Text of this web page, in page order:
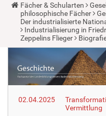
Y
o
u
a
r
e
r
e
:
Fächer & Schularten
philosophische Fächer
Der industrialisierte
Industrialisierung in
Zeppelins Flieger
02.04.2025
Vermittlung